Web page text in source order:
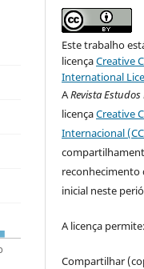
Este trabalho
licençaCreative
International
ARevista
licençaCreative
Internacional (CC
reconhecimento
inicial neste
A licença permite:
Compartilhar